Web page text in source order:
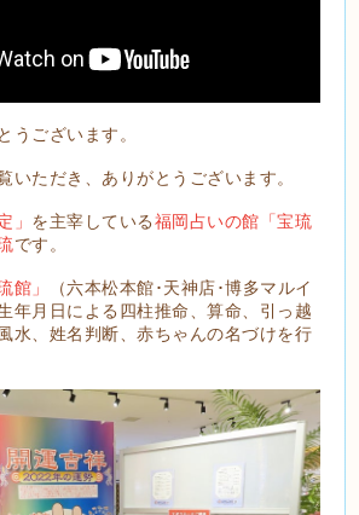
うございます。
いただき、ありがとうございます。
」 を主宰している福岡占いの館「宝琉
です。
館」
（六本松本館･天神店･博多マルイ
年月日による四柱推命、算命、引っ越
水、姓名判断、赤ちゃんの名づけを行